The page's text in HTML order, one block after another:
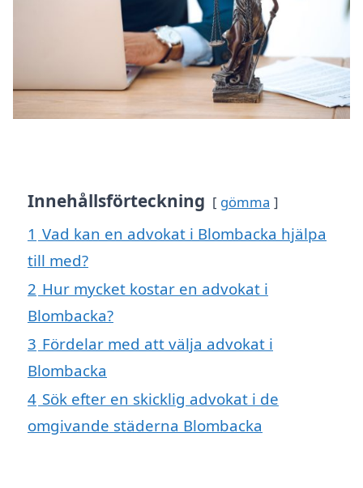
Innehållsförteckning gömma
1 Vad kan en advokat i Blombacka hjälpa
till med?
2 Hur mycket kostar en advokat i
Blombacka?
3 Fördelar med att välja advokat i
Blombacka
4 Sök efter en skicklig advokat i de
omgivande städerna Blombacka